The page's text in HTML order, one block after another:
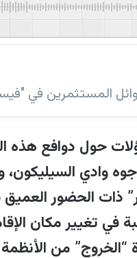
المستثمرين في
أوائل
والاقتصادية.
حول دوافع هذه
وادي
ذات الحضور
في تغيير مكان
“الخروج” من